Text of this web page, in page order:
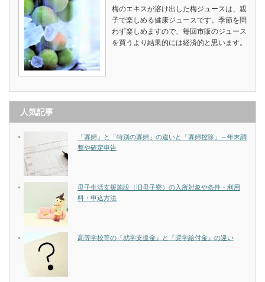
梅のエキスが溶け出した梅ジュースは、親
子で楽しめる健康ジュースです。季節を問
わず楽しめますので、毎回市販のジュース
を買うより結果的には経済的と思います。
人気記事
「寡婦」と「特別の寡婦」の違いと「寡婦控除」～年末調
整や確定申告
母子生活支援施設（旧母子寮）の入所対象や条件・利用
料・申込方法
高等学校等の『就学支援金』と『奨学給付金』の違い